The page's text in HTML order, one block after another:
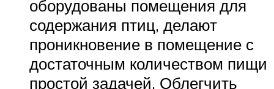
оборудованы помещения для
содержания птиц, делают
проникновение в помещение с
достаточным количеством пищи
простой задачей. Облегчить